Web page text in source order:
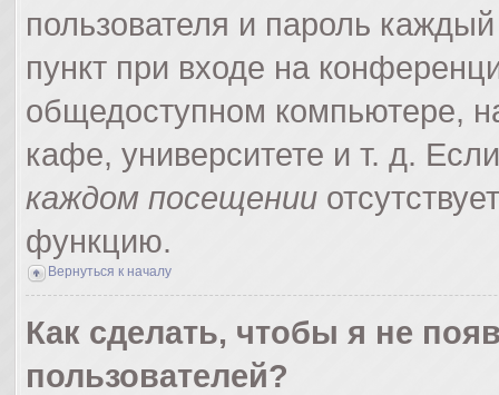
пользователя и пароль
пункт при входе на
общедоступном компьютере,
кафе, университете и т. д.
каждом посещении
функцию.
Вернуться к началу
Как сделать, чтобы я не
пользователей?